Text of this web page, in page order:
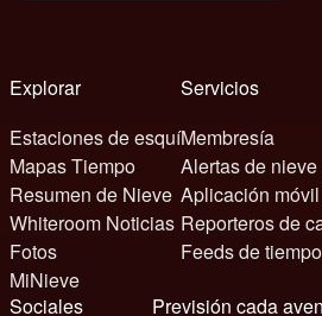
Explorar
Estaciones de esquí
Mapas Tiempo
Resumen de Nieve
Whiteroom Noticias
Fotos
MiNieve
Servicios
Membresía
Alertas de
Aplicación
Reporteros de
Feeds de tiempo
Sociales
Previsión cada